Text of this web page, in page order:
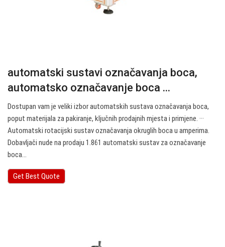
automatski sustavi označavanja boca,
automatsko označavanje boca ...
Dostupan vam je veliki izbor automatskih sustava označavanja boca,
poput materijala za pakiranje, ključnih prodajnih mjesta i primjene. ···
Automatski rotacijski sustav označavanja okruglih boca u amperima.
Dobavljači nude na prodaju 1.861 automatski sustav za označavanje
boca…
Get Best Quote